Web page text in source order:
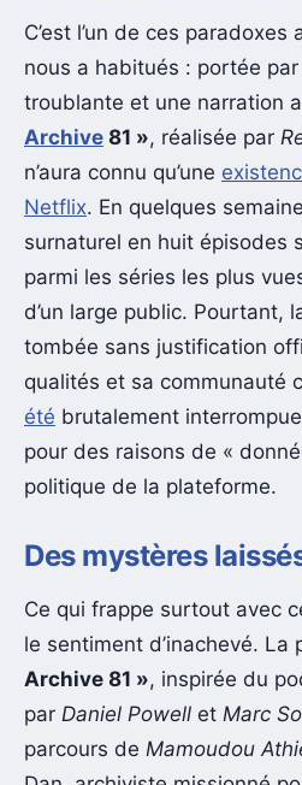
C’est l’un de ces
nous a habitués : portée
troublante et une narration
Archive 81 », réalisée par
n’aura connu qu’une
Netflix. En quelques
surnaturel en huit épisodes
parmi les séries les plus
d’un large public. Pourtant,
tombée sans justification
qualités et sa communauté
été brutalement
pour des raisons de «
politique de la plateforme.
Des mystères
Ce qui frappe surtout avec
le sentiment d’inachevé. La
Archive 81 », inspirée du
par Daniel Powell et Marc
parcours de Mamoudou